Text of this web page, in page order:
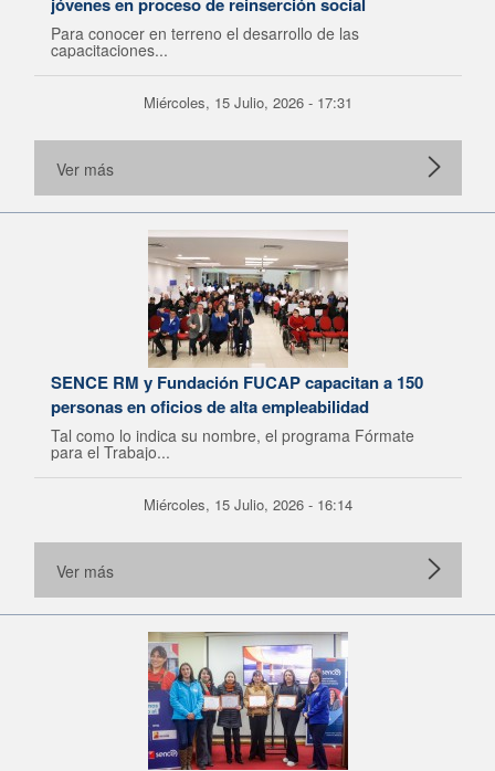
Para conocer en terreno el desarrollo de las
capacitaciones...
Miércoles, 15 Julio, 2026 - 17:31
Ver más
SENCE RM y Fundación FUCAP capacitan a 150
personas en oficios de alta empleabilidad
Tal como lo indica su nombre, el programa Fórmate
para el Trabajo...
Miércoles, 15 Julio, 2026 - 16:14
Ver más